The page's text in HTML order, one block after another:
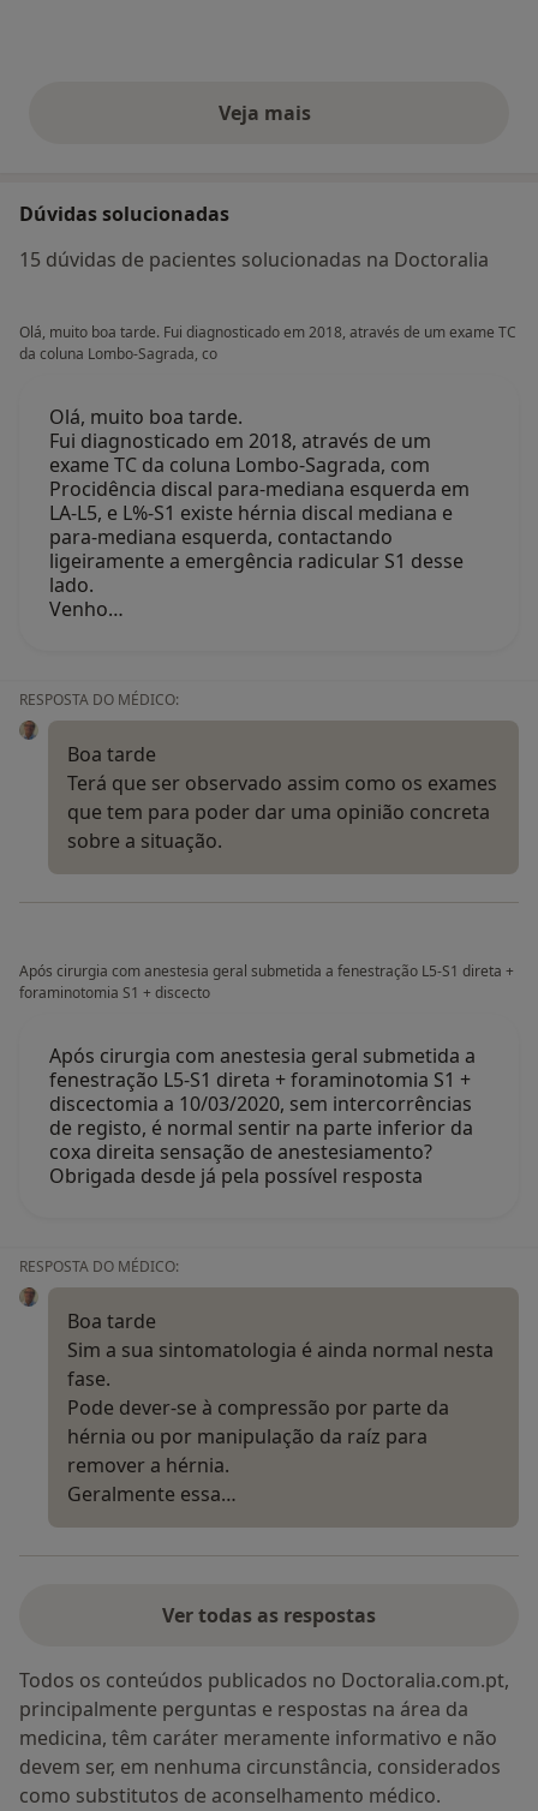
Veja maisopiniões acima
Dúvidas solucionadas
15 dúvidas de pacientes solucionadas na Doctoralia
Olá, muito boa tarde. Fui diagnosticado em 2018, através de um exame TC
da coluna Lombo-Sagrada, co
Olá, muito boa tarde.
Fui diagnosticado em 2018, através de um
exame TC da coluna Lombo-Sagrada, com
Procidência discal para-mediana esquerda em
LA-L5, e L%-S1 existe hérnia discal mediana e
para-mediana esquerda, contactando
ligeiramente a emergência radicular S1 desse
lado.
Venho…
RESPOSTA DO MÉDICO:
Boa tarde
Terá que ser observado assim como os exames
que tem para poder dar uma opinião concreta
sobre a situação.
Após cirurgia com anestesia geral submetida a fenestração L5-S1 direta +
foraminotomia S1 + discecto
Após cirurgia com anestesia geral submetida a
fenestração L5-S1 direta + foraminotomia S1 +
discectomia a 10/03/2020, sem intercorrências
de registo, é normal sentir na parte inferior da
coxa direita sensação de anestesiamento?
Obrigada desde já pela possível resposta
RESPOSTA DO MÉDICO:
Boa tarde
Sim a sua sintomatologia é ainda normal nesta
fase.
Pode dever-se à compressão por parte da
hérnia ou por manipulação da raíz para
remover a hérnia.
Geralmente essa…
Ver todas as respostas
Todos os conteúdos publicados no Doctoralia.com.pt,
principalmente perguntas e respostas na área da
medicina, têm caráter meramente informativo e não
devem ser, em nenhuma circunstância, considerados
como substitutos de aconselhamento médico.